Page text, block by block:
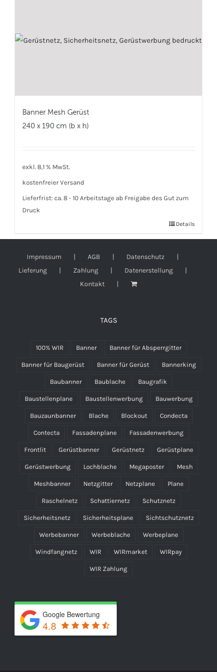
Banner Mesh Gerüst
240 x 190 cm (b x h)
exkl. 8,1 % MwSt.
kostenfreier Versand
Lieferfrist: ca. 8 - 10 Arbeitstage ab Freigabe des Gut zum
Druck
Details
Impressum AGB
Datenschutz
Lieferung
Zahlung
Datenerstellung
Kontakt
TAGS
100% WIR Banner Banner für Absperrgitter
Banner für Baugerüst Banner für Gerüst Bannerking
Baubanner Baublache Baugrafik
Baustellenplane Baustellenwerbung Bauwerbung
Bauzaunbanner Blache Blockout Condecta
Contecta Fassadenplane Fassadenwerbung
Frontlit Gerüstbanner Gerüstnetz Gerüstplane
Gerüstwerbung Lochblache Megaposter Mesh
Meshbanner Netzgitter Netzplane Plane
Raschelnetz Schattiernetz Schutznetz
Sicherheitsnetz Sicherheitsplane Sichtschutznetz
Werbebanner Werbeblache Werbeplane
Windfangnetz WIR WIRmarket WIRpay
WIR Zahlung
Google Bewertung
4.8